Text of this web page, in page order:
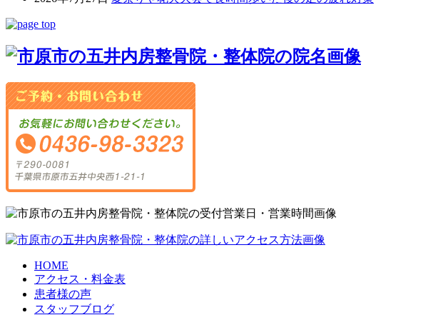
HOME
アクセス・料金表
患者様の声
スタッフブログ